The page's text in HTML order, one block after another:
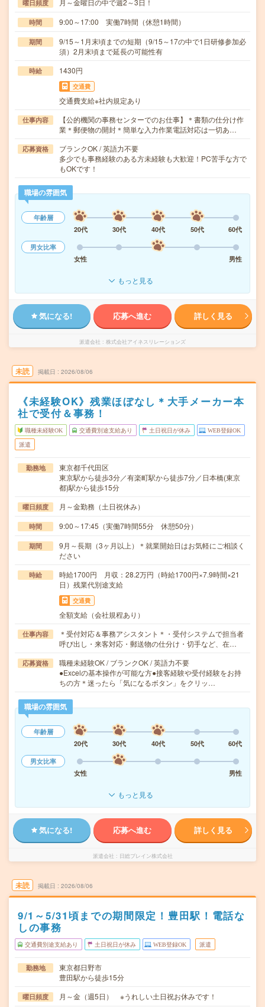
曜日頻度 月～金曜日の中で週2～3日！
時間 9:00～17:00 実働7時間（休憩1時間）
期間
9/15～1月末頃までの短期（9/15～17の中で1日研修参加必
須）2月末頃まで延長の可能性有
時給 1430円
交通費
交通費支給※社内規定あり
仕事内容
【公的機関の事務センターでのお仕事】＊書類の仕分け作
業＊郵便物の開封＊簡単な入力作業電話対応は一切あ…
応募資格
ブランクOK / 英語力不要
多少でも事務経験のある方未経験も大歓迎！PC苦手な方で
もOKです！
職場の雰囲気
年齢層
20代
30代 40代 50代
60代
男女比率
女性
男性
もっと見る
気になる! 応募へ進む 詳しく見る
派遣会社 株式会社アイネスリレーションズ
未読 掲載日 2026/08/06
《未経験OK》残業ほぼなし＊大手メーカー本
社で受付＆事務！
職種未経験OK 交通費別途支給あり 土日祝日が休み WEB登録OK
派遣
勤務地
東京都千代田区
東京駅から徒歩3分／有楽町駅から徒歩7分／日本橋(東京
都)駅から徒歩15分
曜日頻度 月～金勤務（土日祝休み）
時間 9:00～17:45（実働7時間55分 休憩50分）
期間
9月～長期（3ヶ月以上）＊就業開始日はお気軽にご相談く
ださい
時給
時給1700円 月収：28.2万円（時給1700円×7.9時間×21
日）残業代別途支給
交通費
全額支給（会社規程あり）
仕事内容
＊受付対応＆事務アシスタント＊・受付システムで担当者
呼び出し・来客対応・郵送物の仕分け・切手など、在…
応募資格
職種未経験OK / ブランクOK / 英語力不要
●Excelの基本操作が可能な方●接客経験や受付経験をお持
ちの方＊迷ったら「気になるボタン」をクリッ…
職場の雰囲気
年齢層
20代
30代 40代 50代
60代
男女比率
女性
男性
もっと見る
気になる! 応募へ進む 詳しく見る
派遣会社 日総ブレイン株式会社
未読 掲載日 2026/08/06
9/1～5/31頃までの期間限定！豊田駅！電話な
しの事務
交通費別途支給あり 土日祝日が休み WEB登録OK 派遣
勤務地
東京都日野市
豊田駅から徒歩15分
曜日頻度 月～金（週5日） ※うれしい土日祝お休みです！